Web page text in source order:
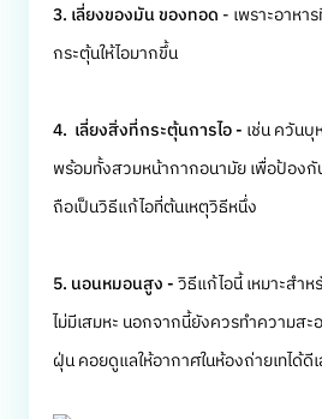
3. เลี่ยงของมัน ของทอด - เพราะอาหา
กระตุ้นให้ไอมากขึ้น
4. เลี่ยงสิ่งที่กระตุ้นการไอ - เช่น ควัน
พร้อมทั้งสวมหน้ากากอนามัย เพื่อป้อง
ถือเป็นวิธีแก้ไอที่ต้นเหตุวิธีหนึ่ง
5. นอนหมอนสูง -วิธีแก้ไอนี้ เหมาะสำ
ไม่มีเสมหะ นอกจากนี้ยังควรทำความส
ฝุ่น คอยดูแลให้อากาศในห้องถ่ายเทได้ดี